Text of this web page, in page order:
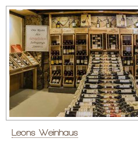
Leons Weinhaus